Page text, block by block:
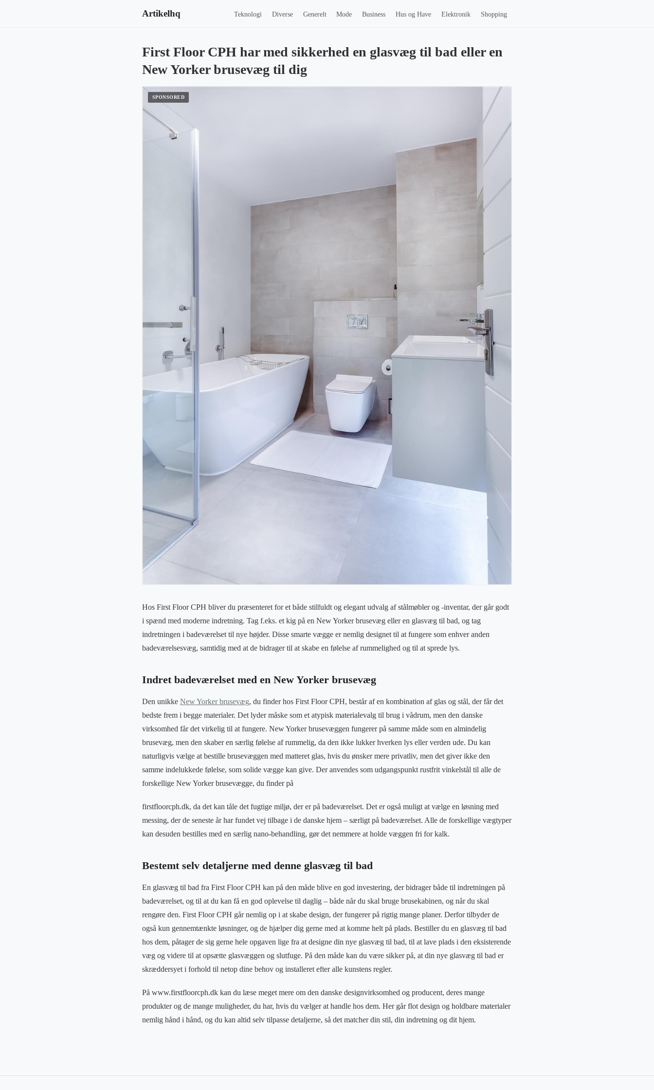
Artikelhq Teknologi Diverse Generelt Mode Business Hus og Have Elektronik Shopping
First Floor CPH har med sikkerhed en glasvæg til bad eller en
New Yorker brusevæg til dig
Hos First Floor CPH bliver du præsenteret for et både stilfuldt og elegant udvalg af stålmøbler og -inventar, der går godt
i spænd med moderne indretning. Tag f.eks. et kig på en New Yorker brusevæg eller en glasvæg til bad, og tag
indretningen i badeværelset til nye højder. Disse smarte vægge er nemlig designet til at fungere som enhver anden
badeværelsesvæg, samtidig med at de bidrager til at skabe en følelse af rummelighed og til at sprede lys.
Indret badeværelset med en New Yorker brusevæg
Den unikke New Yorker brusevæg, du finder hos First Floor CPH, består af en kombination af glas og stål, der får det
bedste frem i begge materialer. Det lyder måske som et atypisk materialevalg til brug i vådrum, men den danske
virksomhed får det virkelig til at fungere. New Yorker brusevæggen fungerer på samme måde som en almindelig
brusevæg, men den skaber en særlig følelse af rummelig, da den ikke lukker hverken lys eller verden ude. Du kan
naturligvis vælge at bestille brusevæggen med matteret glas, hvis du ønsker mere privatliv, men det giver ikke den
samme indelukkede følelse, som solide vægge kan give. Der anvendes som udgangspunkt rustfrit vinkelstål til alle de
forskellige New Yorker brusevægge, du finder på
firstfloorcph.dk, da det kan tåle det fugtige miljø, der er på badeværelset. Det er også muligt at vælge en løsning med
messing, der de seneste år har fundet vej tilbage i de danske hjem – særligt på badeværelset. Alle de forskellige vægtyper
kan desuden bestilles med en særlig nano-behandling, gør det nemmere at holde væggen fri for kalk.
Bestemt selv detaljerne med denne glasvæg til bad
En glasvæg til bad fra First Floor CPH kan på den måde blive en god investering, der bidrager både til indretningen på
badeværelset, og til at du kan få en god oplevelse til daglig – både når du skal bruge brusekabinen, og når du skal
rengøre den. First Floor CPH går nemlig op i at skabe design, der fungerer på rigtig mange planer. Derfor tilbyder de
også kun gennemtænkte løsninger, og de hjælper dig gerne med at komme helt på plads. Bestiller du en glasvæg til bad
hos dem, påtager de sig gerne hele opgaven lige fra at designe din nye glasvæg til bad, til at lave plads i den eksisterende
væg og videre til at opsætte glasvæggen og slutfuge. På den måde kan du være sikker på, at din nye glasvæg til bad er
skræddersyet i forhold til netop dine behov og installeret efter alle kunstens regler.
På www.firstfloorcph.dk kan du læse meget mere om den danske designvirksomhed og producent, deres mange
produkter og de mange muligheder, du har, hvis du vælger at handle hos dem. Her går flot design og holdbare materialer
nemlig hånd i hånd, og du kan altid selv tilpasse detaljerne, så det matcher din stil, din indretning og dit hjem.